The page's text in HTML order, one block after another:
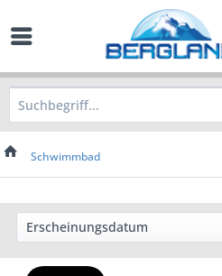
Schwimmbad
Preis